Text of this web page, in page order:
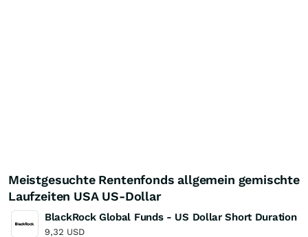
Meistgesuchte Rentenfonds allgemein gemischte
Laufzeiten USA US-Dollar
BlackRock Global Funds - US Dollar Short Duration
9,32 USD